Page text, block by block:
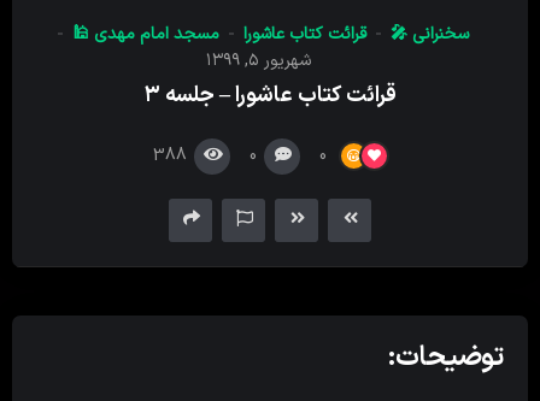
سخنرانی 🎤 قرائت کتاب عاشورا
مسجد امام‌ مهدی 🕌
شهریور ۵, ۱۳۹۹
قرائت کتاب عاشورا – جلسه ۳
0
0
388
توضیحات: